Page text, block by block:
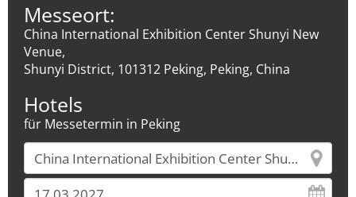
Messeort:
China International Exhibition Center Shunyi New
Venue,
Shunyi District, 101312 Peking, Peking, China
Hotels
für Messetermin in Peking